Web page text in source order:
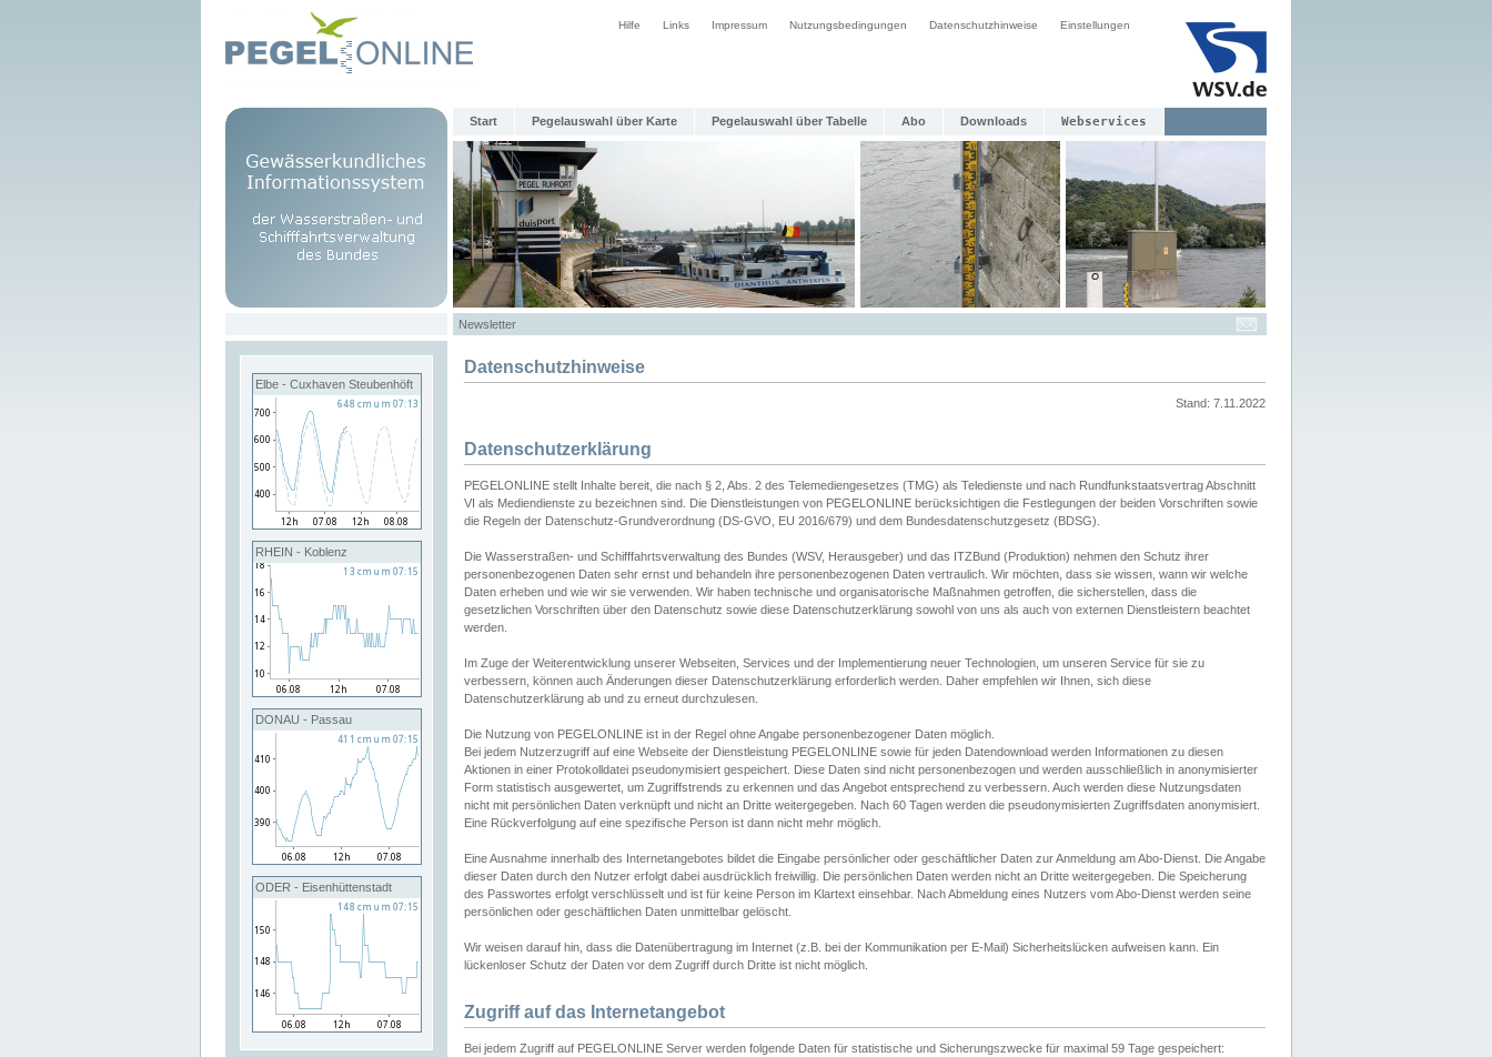
Hilfe Links Impressum Nutzungsbedingungen Datenschutzhinweise Einstellungen
Start Pegelauswahl über Karte Pegelauswahl über Tabelle Abo Downloads Webservices
Newsletter
Elbe - Cuxhaven Steubenhöft
RHEIN - Koblenz
DONAU - Passau
ODER - Eisenhüttenstadt
Datenschutzhinweise
Stand: 7.11.2022
Datenschutzerklärung
PEGELONLINE stellt Inhalte bereit, die nach § 2, Abs. 2 des Telemediengesetzes (TMG) als Teledienste und nach Rundfunkstaatsvertrag Abschnitt
VI als Mediendienste zu bezeichnen sind. Die Dienstleistungen von PEGELONLINE berücksichtigen die Festlegungen der beiden Vorschriften sowie
die Regeln der Datenschutz-Grundverordnung (DS-GVO, EU 2016/679) und dem Bundesdatenschutzgesetz (BDSG).
Die Wasserstraßen- und Schifffahrtsverwaltung des Bundes (WSV, Herausgeber) und das ITZBund (Produktion) nehmen den Schutz ihrer
personenbezogenen Daten sehr ernst und behandeln ihre personenbezogenen Daten vertraulich. Wir möchten, dass sie wissen, wann wir welche
Daten erheben und wie wir sie verwenden. Wir haben technische und organisatorische Maßnahmen getroffen, die sicherstellen, dass die
gesetzlichen Vorschriften über den Datenschutz sowie diese Datenschutzerklärung sowohl von uns als auch von externen Dienstleistern beachtet
werden.
Im Zuge der Weiterentwicklung unserer Webseiten, Services und der Implementierung neuer Technologien, um unseren Service für sie zu
verbessern, können auch Änderungen dieser Datenschutzerklärung erforderlich werden. Daher empfehlen wir Ihnen, sich diese
Datenschutzerklärung ab und zu erneut durchzulesen.
Die Nutzung von PEGELONLINE ist in der Regel ohne Angabe personenbezogener Daten möglich.
Bei jedem Nutzerzugriff auf eine Webseite der Dienstleistung PEGELONLINE sowie für jeden Datendownload werden Informationen zu diesen
Aktionen in einer Protokolldatei pseudonymisiert gespeichert. Diese Daten sind nicht personenbezogen und werden ausschließlich in anonymisierter
Form statistisch ausgewertet, um Zugriffstrends zu erkennen und das Angebot entsprechend zu verbessern. Auch werden diese Nutzungsdaten
nicht mit persönlichen Daten verknüpft und nicht an Dritte weitergegeben. Nach 60 Tagen werden die pseudonymisierten Zugriffsdaten anonymisiert.
Eine Rückverfolgung auf eine spezifische Person ist dann nicht mehr möglich.
Eine Ausnahme innerhalb des Internetangebotes bildet die Eingabe persönlicher oder geschäftlicher Daten zur Anmeldung am Abo-Dienst. Die Angabe
dieser Daten durch den Nutzer erfolgt dabei ausdrücklich freiwillig. Die persönlichen Daten werden nicht an Dritte weitergegeben. Die Speicherung
des Passwortes erfolgt verschlüsselt und ist für keine Person im Klartext einsehbar. Nach Abmeldung eines Nutzers vom Abo-Dienst werden seine
persönlichen oder geschäftlichen Daten unmittelbar gelöscht.
Wir weisen darauf hin, dass die Datenübertragung im Internet (z.B. bei der Kommunikation per E-Mail) Sicherheitslücken aufweisen kann. Ein
lückenloser Schutz der Daten vor dem Zugriff durch Dritte ist nicht möglich.
Zugriff auf das Internetangebot
Bei jedem Zugriff auf PEGELONLINE Server werden folgende Daten für statistische und Sicherungszwecke für maximal 59 Tage gespeichert: